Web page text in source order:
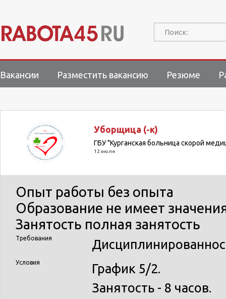
Поиск:
Вакансии Разместить вакансию Резюме
Уборщица (-к)
ГБУ "Курганская больница скорой
12 июля
Опыт работы без опыта
Образование не имеет
Занятость полная занятость
Требования
Условия
График 5/2.
Занятость - 8 часов.